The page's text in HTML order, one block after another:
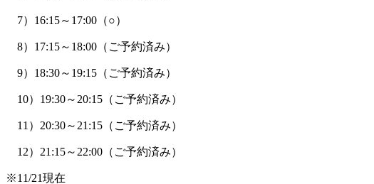
7）16:15～17:00（○）
8）17:15～18:00（ご予約済み）
9）18:30～19:15（ご予約済み）
10）19:30～20:15（ご予約済み）
11）20:30～21:15（ご予約済み）
12）21:15～22:00（ご予約済み）
※11/21現在